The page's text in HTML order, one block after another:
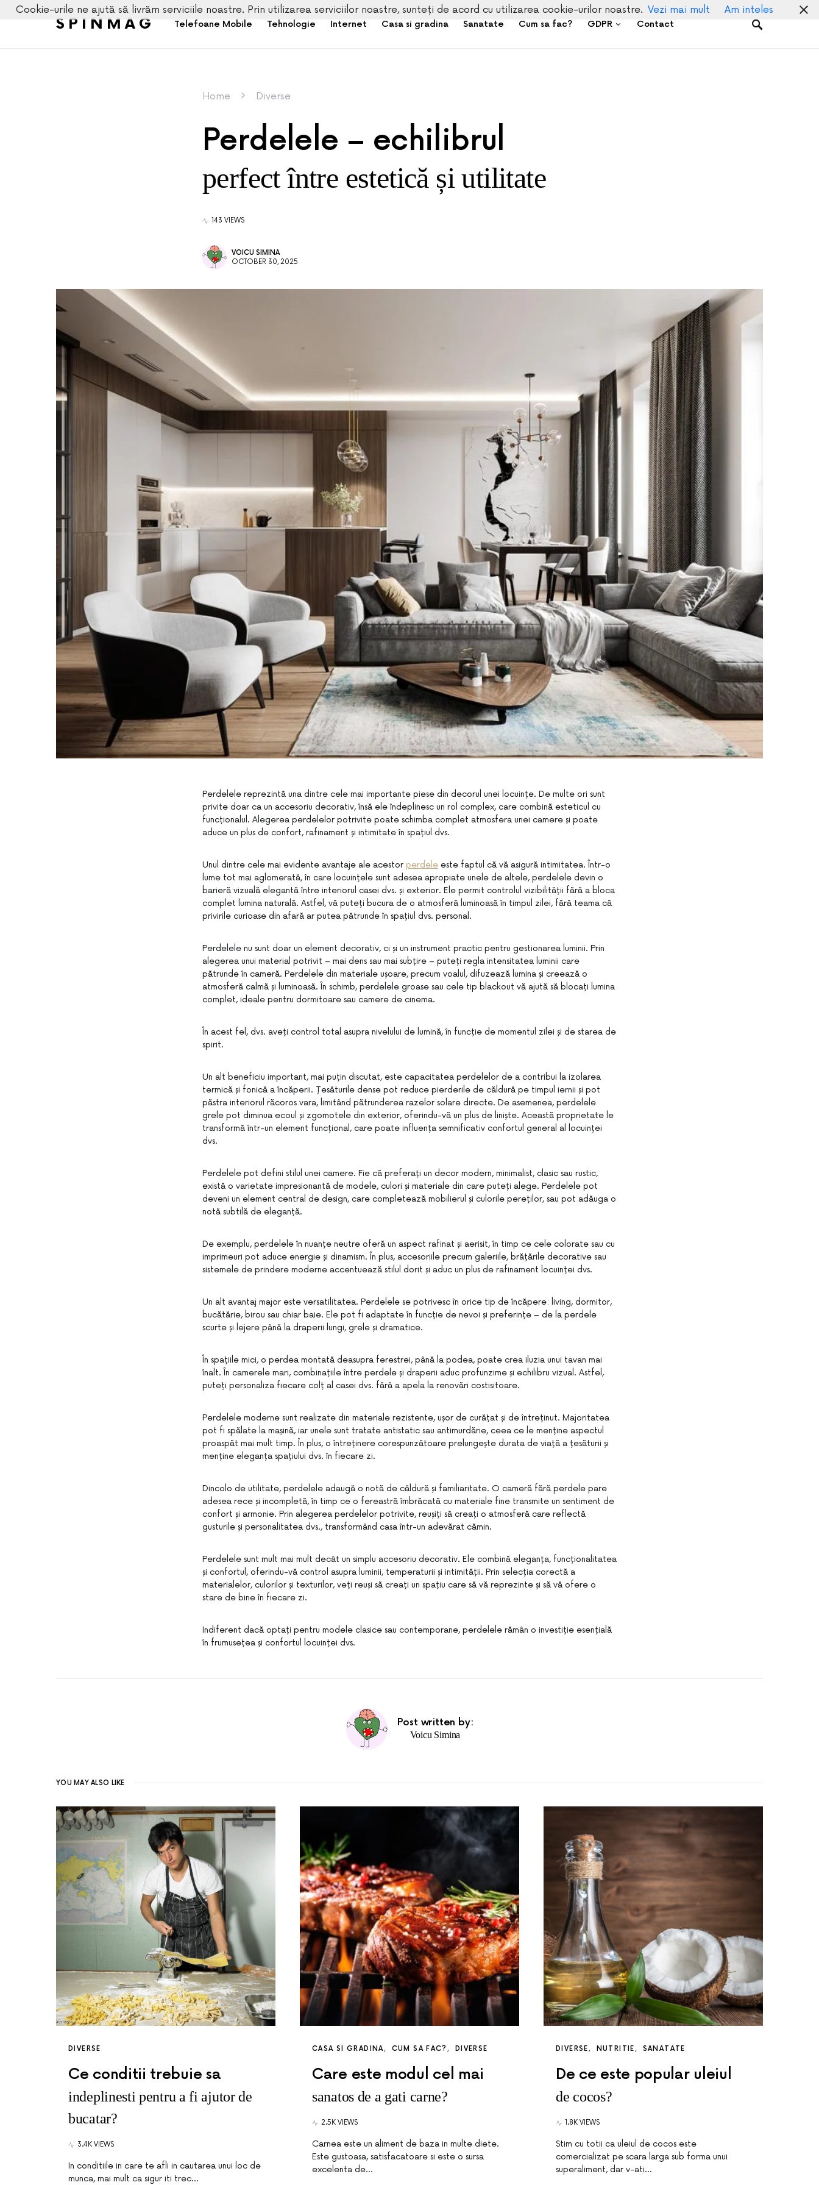
SPINMAG Telefoane Mobile Tehnologie Internet Casa si gradina Sanatate Cum sa fac? GDPR Contact
Home Diverse
Perdelele – echilibrul
perfect între estetică și utilitate
143 VIEWS
VOICU SIMINA
OCTOBER 30, 2025
Perdelele reprezintă una dintre cele mai importante piese din decorul unei locuințe. De multe ori sunt
privite doar ca un accesoriu decorativ, însă ele îndeplinesc un rol complex, care combină esteticul cu
funcționalul. Alegerea perdelelor potrivite poate schimba complet atmosfera unei camere și poate
aduce un plus de confort, rafinament și intimitate în spațiul dvs.
Unul dintre cele mai evidente avantaje ale acestor perdele este faptul că vă asigură intimitatea. Într-o
lume tot mai aglomerată, în care locuințele sunt adesea apropiate unele de altele, perdelele devin o
barieră vizuală elegantă între interiorul casei dvs. și exterior. Ele permit controlul vizibilității fără a bloca
complet lumina naturală. Astfel, vă puteți bucura de o atmosferă luminoasă în timpul zilei, fără teama că
privirile curioase din afară ar putea pătrunde în spațiul dvs. personal.
Perdelele nu sunt doar un element decorativ, ci și un instrument practic pentru gestionarea luminii. Prin
alegerea unui material potrivit – mai dens sau mai subțire – puteți regla intensitatea luminii care
pătrunde în cameră. Perdelele din materiale ușoare, precum voalul, difuzează lumina și creează o
atmosferă calmă și luminoasă. În schimb, perdelele groase sau cele tip blackout vă ajută să blocați lumina
complet, ideale pentru dormitoare sau camere de cinema.
În acest fel, dvs. aveți control total asupra nivelului de lumină, în funcție de momentul zilei și de starea de
spirit.
Un alt beneficiu important, mai puțin discutat, este capacitatea perdelelor de a contribui la izolarea
termică și fonică a încăperii. Țesăturile dense pot reduce pierderile de căldură pe timpul iernii și pot
păstra interiorul răcoros vara, limitând pătrunderea razelor solare directe. De asemenea, perdelele
grele pot diminua ecoul și zgomotele din exterior, oferindu-vă un plus de liniște. Această proprietate le
transformă într-un element funcțional, care poate influența semnificativ confortul general al locuinței
dvs.
Perdelele pot defini stilul unei camere. Fie că preferați un decor modern, minimalist, clasic sau rustic,
există o varietate impresionantă de modele, culori și materiale din care puteți alege. Perdelele pot
deveni un element central de design, care completează mobilierul și culorile pereților, sau pot adăuga o
notă subtilă de eleganță.
De exemplu, perdelele în nuanțe neutre oferă un aspect rafinat și aerisit, în timp ce cele colorate sau cu
imprimeuri pot aduce energie și dinamism. În plus, accesoriile precum galeriile, brățările decorative sau
sistemele de prindere moderne accentuează stilul dorit și aduc un plus de rafinament locuinței dvs.
Un alt avantaj major este versatilitatea. Perdelele se potrivesc în orice tip de încăpere: living, dormitor,
bucătărie, birou sau chiar baie. Ele pot fi adaptate în funcție de nevoi și preferințe – de la perdele
scurte și lejere până la draperii lungi, grele și dramatice.
În spațiile mici, o perdea montată deasupra ferestrei, până la podea, poate crea iluzia unui tavan mai
înalt. În camerele mari, combinațiile între perdele și draperii aduc profunzime și echilibru vizual. Astfel,
puteți personaliza fiecare colț al casei dvs. fără a apela la renovări costisitoare.
Perdelele moderne sunt realizate din materiale rezistente, ușor de curățat și de întreținut. Majoritatea
pot fi spălate la mașină, iar unele sunt tratate antistatic sau antimurdărie, ceea ce le menține aspectul
proaspăt mai mult timp. În plus, o întreținere corespunzătoare prelungește durata de viață a țesăturii și
menține eleganța spațiului dvs. în fiecare zi.
Dincolo de utilitate, perdelele adaugă o notă de căldură și familiaritate. O cameră fără perdele pare
adesea rece și incompletă, în timp ce o fereastră îmbrăcată cu materiale fine transmite un sentiment de
confort și armonie. Prin alegerea perdelelor potrivite, reușiți să creați o atmosferă care reflectă
gusturile și personalitatea dvs., transformând casa într-un adevărat cămin.
Perdelele sunt mult mai mult decât un simplu accesoriu decorativ. Ele combină eleganța, funcționalitatea
și confortul, oferindu-vă control asupra luminii, temperaturii și intimității. Prin selecția corectă a
materialelor, culorilor și texturilor, veți reuși să creați un spațiu care să vă reprezinte și să vă ofere o
stare de bine în fiecare zi.
Indiferent dacă optați pentru modele clasice sau contemporane, perdelele rămân o investiție esențială
în frumusețea și confortul locuinței dvs.
Post written by:
Voicu Simina
YOU MAY ALSO LIKE
DIVERSE
Ce conditii trebuie sa
indeplinesti pentru a fi ajutor de
bucatar?
3.4K VIEWS
In conditiile in care te afli in cautarea unui loc de
munca, mai mult ca sigur iti trec…
CASA SI GRADINA CUM SA FAC? DIVERSE
Care este modul cel mai
sanatos de a gati carne?
2.5K VIEWS
Carnea este un aliment de baza in multe diete.
Este gustoasa, satisfacatoare si este o sursa
excelenta de…
DIVERSE NUTRITIE SANATATE
De ce este popular uleiul
de cocos?
1.8K VIEWS
Stim cu totii ca uleiul de cocos este
comercializat pe scara larga sub forma unui
superaliment, dar v-ati…
Cookie-urile ne ajută să livrăm serviciile noastre. Prin utilizarea serviciilor noastre, sunteți de acord cu utilizarea cookie-urilor noastre. Vezi mai mult Am inteles